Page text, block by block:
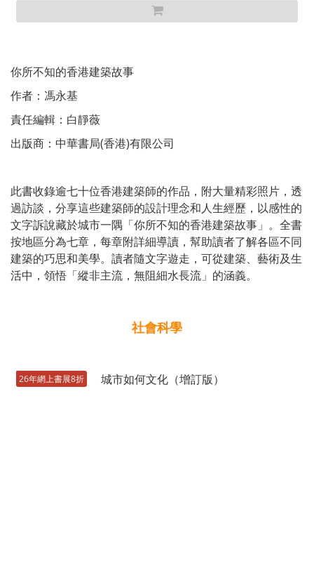
你所不知的香港建築故事
作者：馮永基
責任編輯：白靜薇
出版商：中華書局(香港)有限公司
此書收錄逾七十位香港建築師的作品，附大量精彩照片，透
過訪談，分享這些建築師的設計理念和人生經歷，以感性的
文字訴說藏於城市一隅「你所不知的香港建築故事」。全書
按地區分為七章，每章附詳細導讀，幫助讀者了解各區不同
建築的巧思和美學。讀者隨文字遊走，可從建築、藝術及生
活中，領悟「縱非主流，無阻細水長流」的涵義。
社會科學
26年網上書展8折